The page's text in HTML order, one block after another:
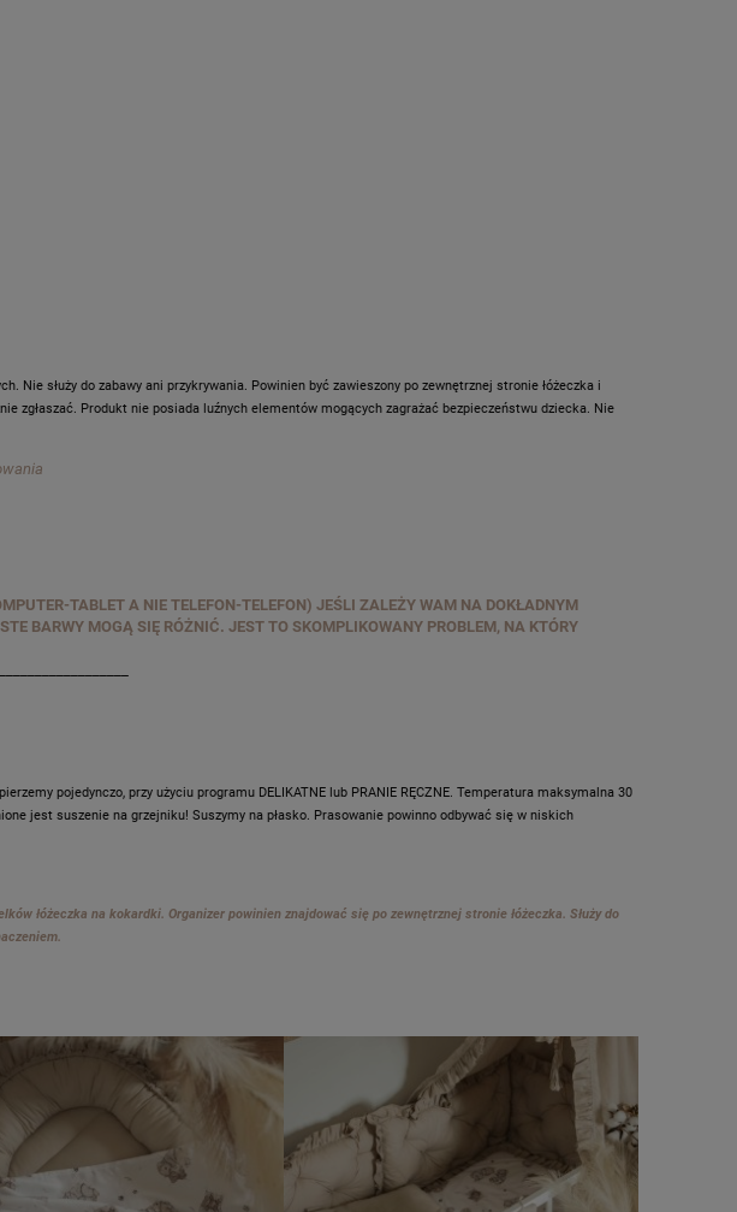
Nie służy do zabawy ani przykrywania. Powinien być zawieszony po zewnętrznej stronie łóżeczka i
zgłaszać. Produkt nie posiada luźnych elementów mogących zagrażać bezpieczeństwu dziecka. Nie
TABLET A NIE TELEFON-TELEFON) JEŚLI ZALEŻY WAM NA DOKŁADNYM
BARWY MOGĄ SIĘ RÓŻNIĆ. JEST TO SKOMPLIKOWANY PROBLEM, NA KTÓRY
pojedynczo, przy użyciu programu DELIKATNE lub PRANIE RĘCZNE. Temperatura maksymalna 30
jest suszenie na grzejniku! Suszymy na płasko. Prasowanie powinno odbywać się w niskich
łóżeczka na kokardki. Organizer powinien znajdować się po zewnętrznej stronie łóżeczka. Służy do